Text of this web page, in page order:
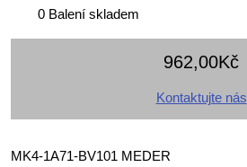
0 Balení skladem
962,00Kč
Kontaktujte nás
MK4-1A71-BV101 MEDER